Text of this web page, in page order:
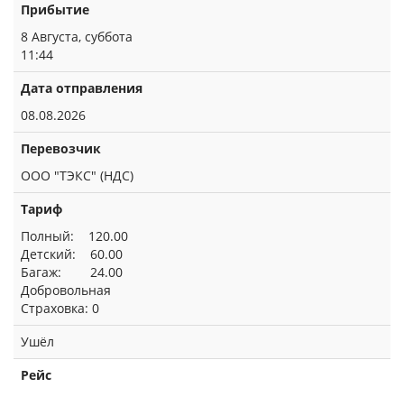
Прибытие
8 Августа, суббота
11:44
Дата отправления
08.08.2026
Перевозчик
ООО "ТЭКС" (НДС)
Тариф
Полный: 120.00
Детский: 60.00
Багаж: 24.00
Добровольная
Страховка: 0
Ушёл
Рейс